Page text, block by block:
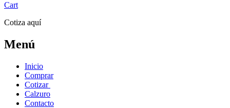
Cart
Cotiza aquí
Menú
Inicio
Comprar
Cotizar
Calzuro
Contacto